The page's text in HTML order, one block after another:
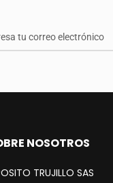
NOSOTROS
TRUJILLO SAS